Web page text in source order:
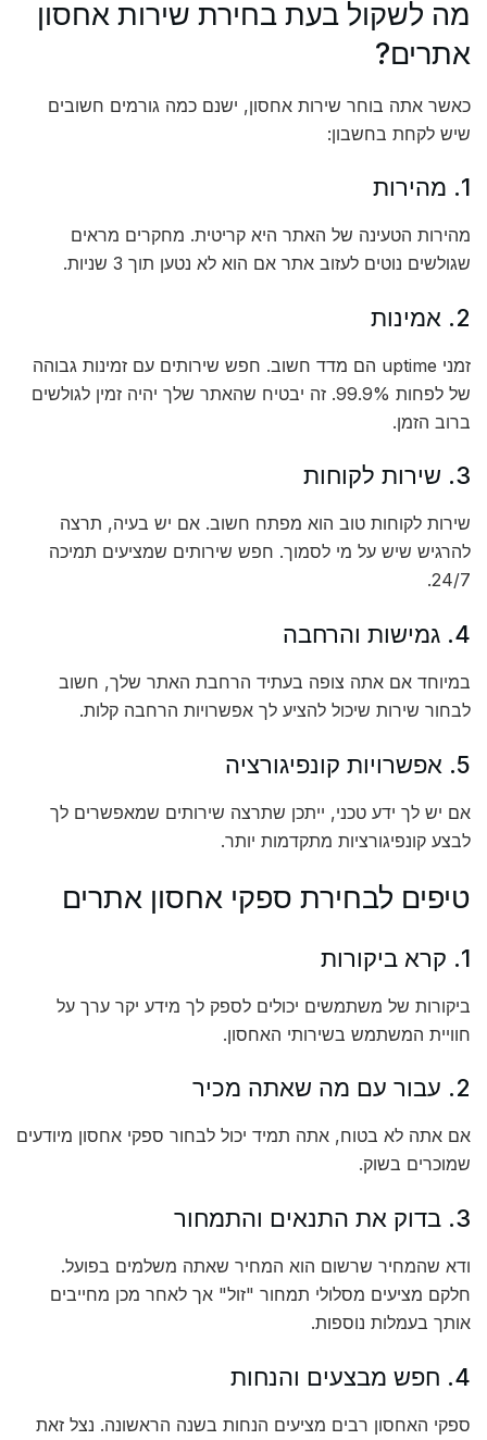
מה לשקול בעת בחירת שירות אחסון
אתרים?
כאשר אתה בוחר שירות אחסון, ישנם כמה גורמים חשובים
שיש לקחת בחשבון:
1. מהירות
מהירות הטעינה של האתר היא קריטית. מחקרים מראים
שגולשים נוטים לעזוב אתר אם הוא לא נטען תוך 3 שניות.
2. אמינות
זמני uptime הם מדד חשוב. חפש שירותים עם זמינות גבוהה
של לפחות 99.9%. זה יבטיח שהאתר שלך יהיה זמין לגולשים
ברוב הזמן.
3. שירות לקוחות
שירות לקוחות טוב הוא מפתח חשוב. אם יש בעיה, תרצה
להרגיש שיש על מי לסמוך. חפש שירותים שמציעים תמיכה
24/7.
4. גמישות והרחבה
במיוחד אם אתה צופה בעתיד הרחבת האתר שלך, חשוב
לבחור שירות שיכול להציע לך אפשרויות הרחבה קלות.
5. אפשרויות קונפיגורציה
אם יש לך ידע טכני, ייתכן שתרצה שירותים שמאפשרים לך
לבצע קונפיגורציות מתקדמות יותר.
טיפים לבחירת ספקי אחסון אתרים
1. קרא ביקורות
ביקורות של משתמשים יכולים לספק לך מידע יקר ערך על
חוויית המשתמש בשירותי האחסון.
2. עבור עם מה שאתה מכיר
אם אתה לא בטוח, אתה תמיד יכול לבחור ספקי אחסון מיודעים
שמוכרים בשוק.
3. בדוק את התנאים והתמחור
ודא שהמחיר שרשום הוא המחיר שאתה משלמים בפועל.
חלקם מציעים מסלולי תמחור "זול" אך לאחר מכן מחייבים
אותך בעמלות נוספות.
4. חפש מבצעים והנחות
ספקי האחסון רבים מציעים הנחות בשנה הראשונה. נצל זאת